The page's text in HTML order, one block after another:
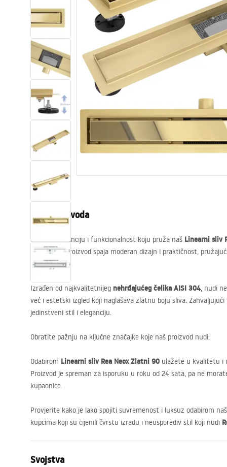
WC školjke
Umivaonici
Kade i paravani
Miješalice, pipe, slavine
Tuševi
Opis proizvoda
Otkrijte eleganciju i funkcionalnost koju pruža naš Linearni sliv
izvanredan proizvod spaja moderan dizajn i praktičnost,
kupaonicu.
Izrađen od najkvalitetnijeg nehrđajućeg čelika AISI 304, nudi
već i estetski izgled koji naglašava zlatnu boju sliva.
jedinstveni stil i eleganciju.
Obratite pažnju na ključne značajke koje naš proizvod nudi:
Odabirom Linearni sliv Rea Neox Zlatni 90 ulažete u kvalitetu i
Proizvod je spreman za isporuku u roku od 24 sata, pa ne
kupaonice.
Provjerite kako je lako spojiti suvremenost i luksuz odabirom
kupcima koji su cijenili čvrstu izradu i neusporediv stil koji nudi
Svojstva